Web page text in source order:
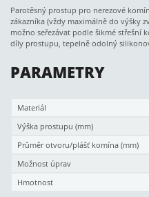
Parotěsný prostup pro nerezové
zákazníka (vždy maximálně do výšky
možno seřezávat podle šikmé střešní
díly prostupu, tepelně odolný
PARAMETRY
Materiál
Výška prostupu (mm)
Průměr otvoru/plášť komína (mm)
Možnost úprav
Hmotnost